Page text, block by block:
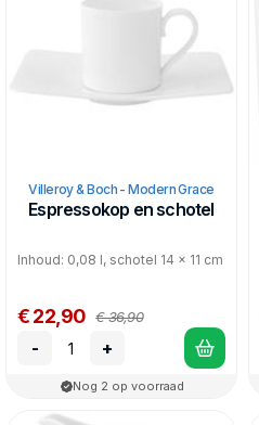
Villeroy & Boch - Modern Grace
Espressokop en schotel
Inhoud: 0,08 l, schotel 14 x 11 cm
€ 22,90 € 36,90
- +
Nog 2 op voorraad